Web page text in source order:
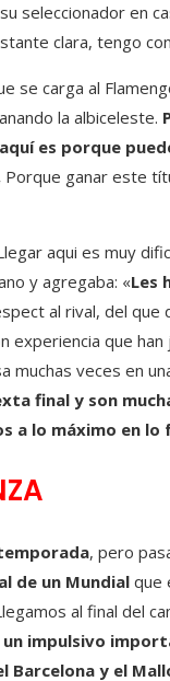
seleccionador en
clara, tengo
se carga al
la albiceleste.
es porque
Porque ganar este
aqui es muy
y agregaba: «Les
al rival, del que
que han
muchas veces en
final y son
a lo máximo en
, pero
de un Mundial que
al final del
impulsivo
Barcelona y el